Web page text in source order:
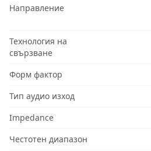
Направление
Технология на
свързване
Форм фактор
Тип аудио изход
Impedance
Честотен диапазон